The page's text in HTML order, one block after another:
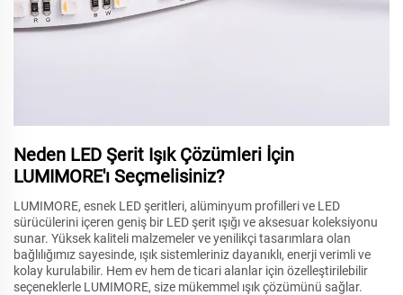
Neden LED Şerit Işık Çözümleri İçin
LUMIMORE'ı Seçmelisiniz?
LUMIMORE, esnek LED şeritleri, alüminyum profilleri ve LED
sürücülerini içeren geniş bir LED şerit ışığı ve aksesuar koleksiyonu
sunar. Yüksek kaliteli malzemeler ve yenilikçi tasarımlara olan
bağlılığımız sayesinde, ışık sistemleriniz dayanıklı, enerji verimli ve
kolay kurulabilir. Hem ev hem de ticari alanlar için özelleştirilebilir
seçeneklerle LUMIMORE, size mükemmel ışık çözümünü sağlar.